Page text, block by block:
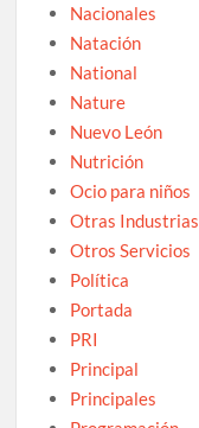
Nacionales
Natación
National
Nature
Nuevo León
Nutrición
Ocio para niños
Otras Industrias
Otros Servicios
Política
Portada
PRI
Principal
Principales